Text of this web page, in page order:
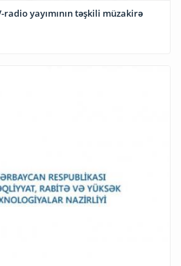
yayımının təşkili müzakirə